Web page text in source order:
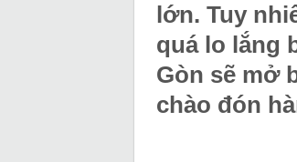
lớn. Tuy
quá lo lắng
Gòn sẽ mở
chào đón